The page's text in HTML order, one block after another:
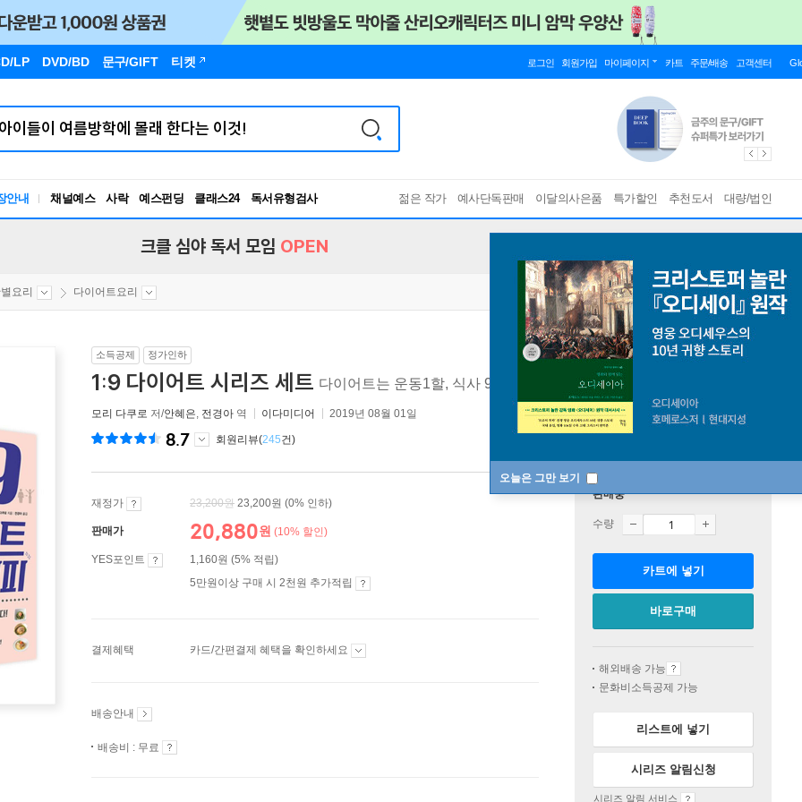
LP DVD/BD 문구/GIFT 티켓 로그인 회원가입 마이페이지 카트 주문/배송 고객센터
안내 채널예스 사락 예스펀딩 클래스24
독서유형검사
RBTI Lab
젊은 작가 예사단독판매 이달의사은품 특가할인 추천도서 대량/법인
오늘은 그만 보기
크클 심야 독서 모임 OPEN
요리 다이어트요리
소득공제 정가인하
1:9 다이어트 시리즈 세트 다이어트는 운동1할, 식사 9할/1:9 다이어트 10분 뚝딱! 레시피
모리 다쿠로 저/안혜은, 전경아 역 이다미디어 2019년 08월 01일
8.7 회원리뷰(245건)
재정가 23,200원 23,200원 (0% 인하)
판매가 20,880원 (10% 할인)
YES포인트
1,160원 (5% 적립)
5만원이상 구매 시 2천원 추가적립
결제혜택 카드/간편결제 혜택을 확인하세요
배송안내
배송비 : 무료
판매중
수량
카트에 넣기
바로구매
해외배송 가능
문화비소득공제 가능
리스트에 넣기
시리즈 알림신청
시리즈 알림 서비스